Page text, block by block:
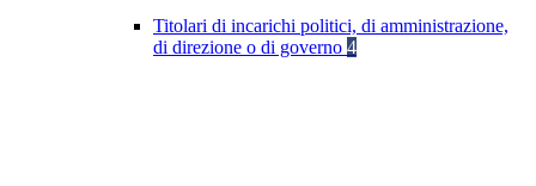
Titolari di incarichi politici, di amministrazione,
di direzione o di governo 4